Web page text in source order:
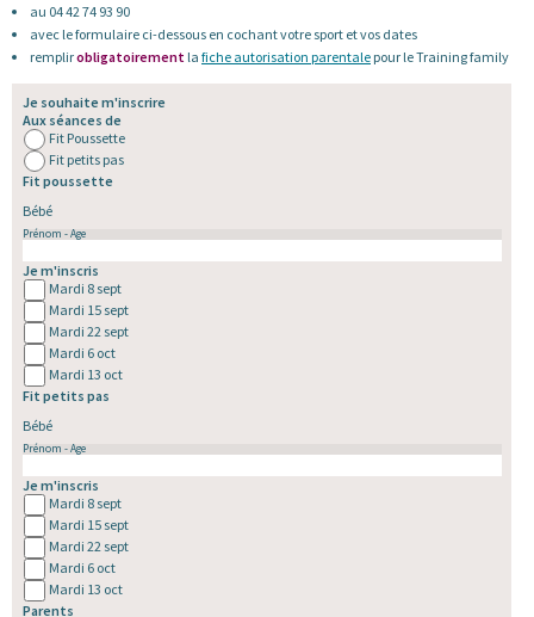
au 04 42 74 93 90
avec le formulaire ci-dessous en cochant votre sport et vos dates
remplirobligatoirement la fiche autorisation parentale pour le Training family
Je souhaite m'inscrire
Aux séances de
Fit Poussette
Fit petits pas
Fit poussette
Bébé
Prénom - Age
Je m'inscris
Mardi 8 sept
Mardi 15 sept
Mardi 22 sept
Mardi 6 oct
Mardi 13 oct
Fit petits pas
Bébé
Prénom - Age
Je m'inscris
Mardi 8 sept
Mardi 15 sept
Mardi 22 sept
Mardi 6 oct
Mardi 13 oct
Parents